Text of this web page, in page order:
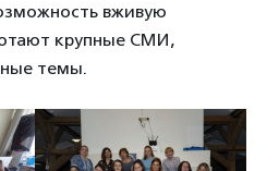
вживую
крупные СМИ,
темы.